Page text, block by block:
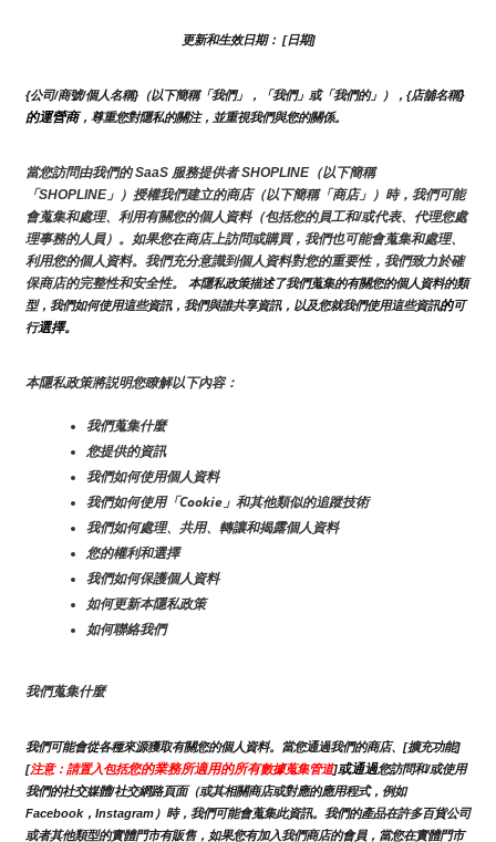
更新和生效日期： [日期]
{公司/商號/個人名稱}（以下簡稱「我們」，「我們」或「我們的」），{店舖名稱}
的運營商，尊重您對隱私的關注，並重視我們與您的關係。
當您訪問由我們的 SaaS 服務提供者 SHOPLINE（以下簡稱
「SHOPLINE」）授權我們建立的商店（以下簡稱「商店」）時，我們可能
會蒐集和處理、利用有關您的個人資料（包括您的員工和/或代表、代理您處
理事務的人員）。如果您在商店上訪問或購買，我們也可能會蒐集和處理、
利用您的個人資料。我們充分意識到個人資料對您的重要性，我們致力於確
保商店的完整性和安全性。
本隱私政策描述了我們蒐集的有關您的個人資料的類
型，我們如何使用這些資訊，我們與誰共享資訊，以及您就我們使用這些資訊的可
行選擇。
本隱私政策將説明您瞭解以下內容：
我們蒐集什麼
您提供的資訊
我們如何使用個人資料
我們如何使用「Cookie」和其他類似的追蹤技術
我們如何處理、共用、轉讓和揭露個人資料
您的權利和選擇
我們如何保護個人資料
如何更新本隱私政策
如何聯絡我們
我們蒐集什麼
我們可能會從各種來源獲取有關您的個人資料。當您通過我們的商店、[擴充功能]
[注意：請置入包括您的業務所適用的所有數據蒐集管道]或通過您訪問和/或使用
我們的社交媒體/社交網路頁面（或其相關商店或對應的應用程式，例如
Facebook，Instagram）時，我們可能會蒐集此資訊。我們的產品在許多百貨公司
或者其他類型的實體門市有販售，如果您有加入我們商店的會員，當您在實體門市